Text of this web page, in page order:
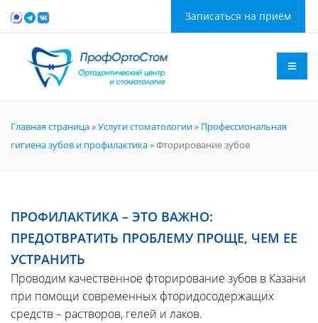
Записаться на приём
Главная страница»Услуги стоматологии» Профессиональная
гигиена зубов и профилактика»Фторирование зубов
ПРОФИЛАКТИКА – ЭТО ВАЖНО:
ПРЕДОТВРАТИТЬ ПРОБЛЕМУ ПРОЩЕ, ЧЕМ ЕЕ
УСТРАНИТЬ
Проводим качественное фторирование зубов в Казани
при помощи современных фторидосодержащих
средств – растворов, гелей и лаков.